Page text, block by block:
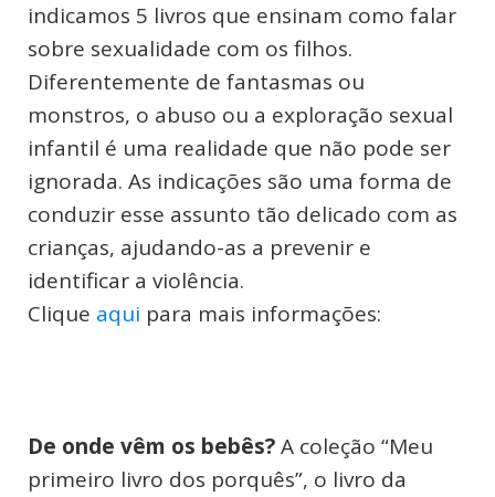
indicamos 5 livros que ensinam como falar
sobre sexualidade com os filhos.
Diferentemente de fantasmas ou
monstros, o abuso ou a exploração sexual
infantil é uma realidade que não pode ser
ignorada. As indicações são uma forma de
conduzir esse assunto tão delicado com as
crianças, ajudando-as a prevenir e
identificar a violência.
Clique aqui para mais informações:
De onde vêm os bebês?A coleção “Meu
primeiro livro dos porquês”, o livro da